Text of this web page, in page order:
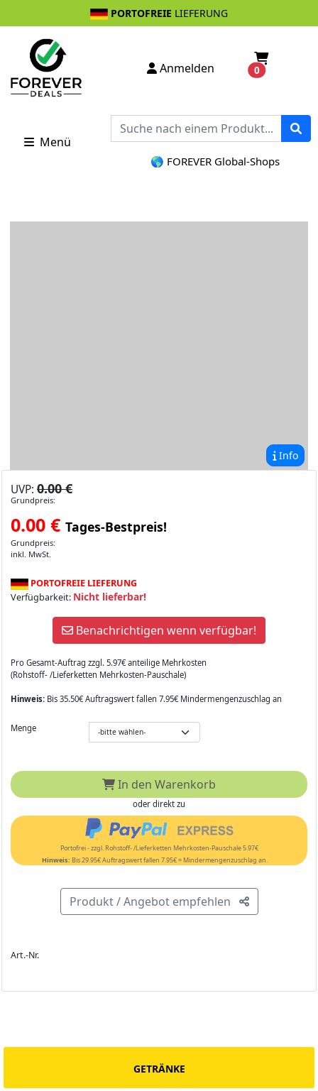
PORTOFREIE LIEFERUNG
Anmelden 0
Menü
🌎 FOREVER Global-Shops
Info
UVP: 0.00 €
Grundpreis:
0.00 € Tages-Bestpreis!
Grundpreis:
inkl. MwSt.
PORTOFREIE LIEFERUNG
Verfügbarkeit: Nicht lieferbar!
Benachrichtigen wenn verfügbar!
Pro Gesamt-Auftrag zzgl. 5.97€ anteilige Mehrkosten
(Rohstoff- /Lieferketten Mehrkosten-Pauschale)
Hinweis: Bis 35.50€ Auftragswert fallen 7.95€ Mindermengenzuschlag an
Menge
In den Warenkorb
oder direkt zu
Portofrei - zzgl. Rohstoff- /Lieferketten Mehrkosten-Pauschale 5.97€
Hinweis: Bis 29.95€ Auftragswert fallen 7.95€ = Mindermengenzuschlag an.
Produkt / Angebot empfehlen
Art.-Nr.
GETRÄNKE